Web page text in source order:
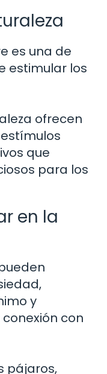
es una de
estimular los
ofrecen
que
para los
en la
y
con
pájaros,